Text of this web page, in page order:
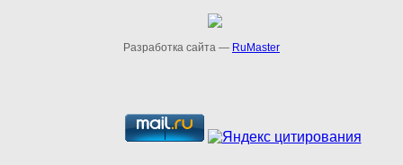
Разработка сайта — RuMaster